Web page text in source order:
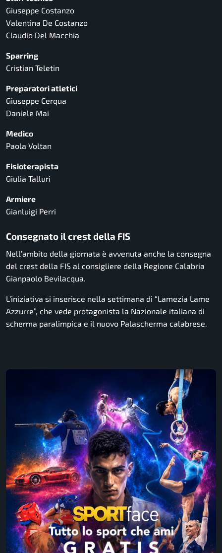
Giuseppe Costanzo
Valentina De Costanzo
Claudio Del Macchia
Sparring
Cristian Teletin
Preparatori atletici
Giuseppe Cerqua
Daniele Mai
Medico
Paola Voltan
Fisioterapista
Giulia Talluri
Armiere
Gianluigi Perri
Consegnato il crest della FIS
Nell’ambito della giornata è avvenuta anche la consegna
del crest della FIS al consigliere della Regione Calabria
Gianpaolo Bevilacqua.
L’iniziativa si inserisce nella settimana di “Lamezia Lame
Azzurre”, che vede protagonista la Nazionale italiana di
scherma paralimpica e il nuovo Palascherma calabrese.